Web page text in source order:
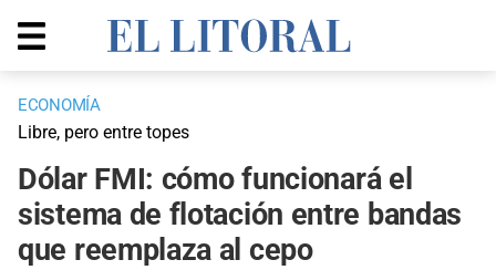
ECONOMÍA
Libre, pero entre topes
Dólar FMI: cómo funcionará el
sistema de flotación entre bandas
que reemplaza al cepo